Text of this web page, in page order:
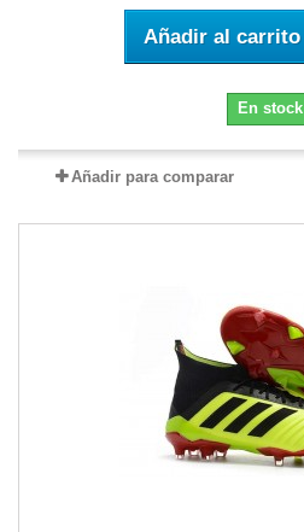
Añadir al carrito
En stock
Añadir para comparar